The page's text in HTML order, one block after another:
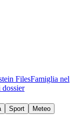
FilesFamiglia nel
Sport
Meteo